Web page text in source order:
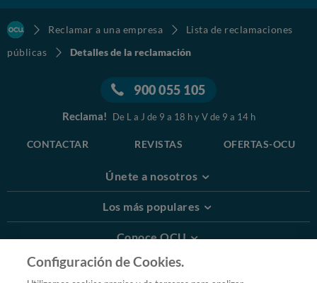
Reclamar a una empresa
Lista de reclamaciones
públicas
Detalles de la reclamación
900 055 105
Reclama! De L a J de 9 a 18 h y V de 9 a 14 h
CONTACTAR REVISTAS OFERTAS-OCU
Únete a nosotros
Los más populares
Conoce OCU
Más Información
Configuración de Cookies.